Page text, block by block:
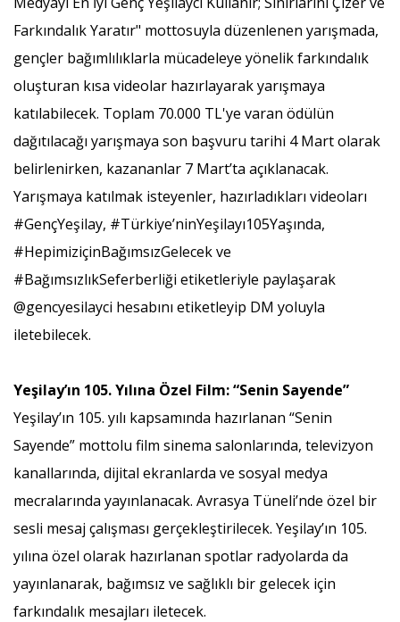
Farkındalık Yaratır" mottosuyla düzenlenen yarışmada,
gençler bağımlılıklarla mücadeleye yönelik farkındalık
oluşturan kısa videolar hazırlayarak yarışmaya
katılabilecek. Toplam 70.000 TL'ye varan ödülün
dağıtılacağı yarışmaya son başvuru tarihi 4 Mart olarak
belirlenirken, kazananlar 7 Mart’ta açıklanacak.
Yarışmaya katılmak isteyenler, hazırladıkları videoları
#GençYeşilay, #Türkiye’ninYeşilayı105Yaşında,
#HepimiziçinBağımsızGelecek ve
#BağımsızlıkSeferberliği etiketleriyle paylaşarak
@gencyesilayci hesabını etiketleyip DM yoluyla
iletebilecek.
Yeşilay’ın 105. Yılına Özel Film: “Senin Sayende”
Yeşilay’ın 105. yılı kapsamında hazırlanan “Senin
Sayende” mottolu film sinema salonlarında, televizyon
kanallarında, dijital ekranlarda ve sosyal medya
mecralarında yayınlanacak. Avrasya Tüneli’nde özel bir
sesli mesaj çalışması gerçekleştirilecek. Yeşilay’ın 105.
yılına özel olarak hazırlanan spotlar radyolarda da
yayınlanarak, bağımsız ve sağlıklı bir gelecek için
farkındalık mesajları iletecek.